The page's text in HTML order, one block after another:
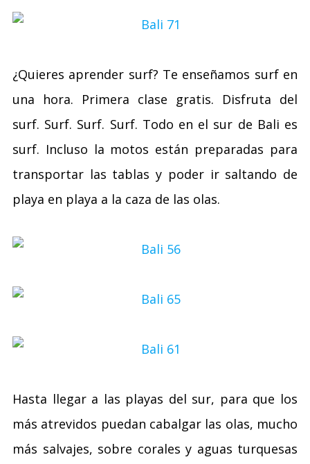
¿Quieres aprender surf? Te enseñamos surf en
una hora. Primera clase gratis. Disfruta del
surf. Surf. Surf. Surf. Todo en el sur de Bali es
surf. Incluso la motos están preparadas para
transportar las tablas y poder ir saltando de
playa en playa a la caza de las olas.
Hasta llegar a las playas del sur, para que los
más atrevidos puedan cabalgar las olas, mucho
más salvajes, sobre corales y aguas turquesas